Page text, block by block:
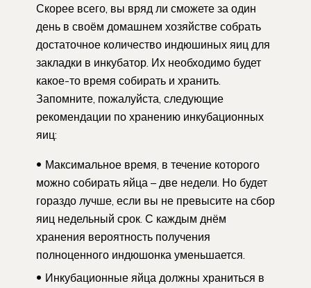
Скорее всего, вы вряд ли сможете за один
день в своём домашнем хозяйстве собрать
достаточное количество индюшиных яиц для
закладки в инкубатор. Их необходимо будет
какое-то время собирать и хранить.
Запомните, пожалуйста, следующие
рекомендации по хранению инкубационных
яиц:
Максимальное время, в течение которого
можно собирать яйца – две недели. Но будет
гораздо лучше, если вы не превысите на сбор
яиц недельный срок. С каждым днём
хранения вероятность получения
полноценного индюшонка уменьшается.
Инкубационные яйца должны храниться в